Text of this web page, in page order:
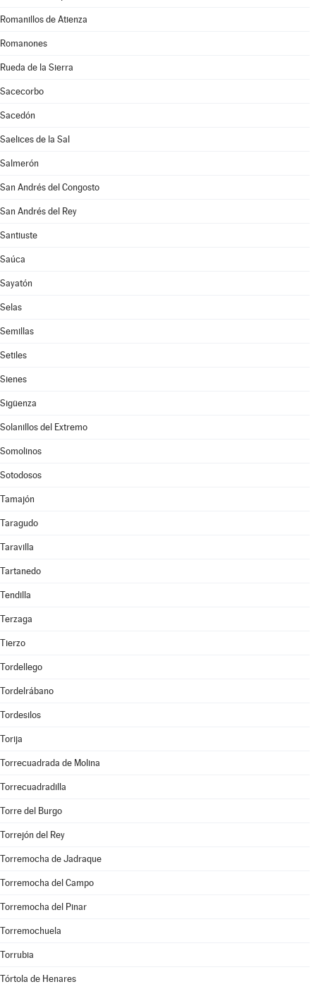
Romanillos de Atienza
Romanones
Rueda de la Sierra
Sacecorbo
Sacedón
Saelices de la Sal
Salmerón
San Andrés del Congosto
San Andrés del Rey
Santiuste
Saúca
Sayatón
Selas
Semillas
Setiles
Sienes
Sigüenza
Solanillos del Extremo
Somolinos
Sotodosos
Tamajón
Taragudo
Taravilla
Tartanedo
Tendilla
Terzaga
Tierzo
Tordellego
Tordelrábano
Tordesilos
Torija
Torrecuadrada de Molina
Torrecuadradilla
Torre del Burgo
Torrejón del Rey
Torremocha de Jadraque
Torremocha del Campo
Torremocha del Pinar
Torremochuela
Torrubia
Tórtola de Henares